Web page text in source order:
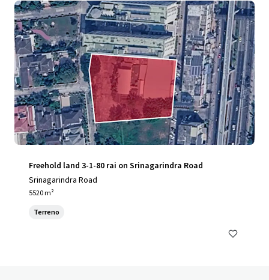
Freehold land 3-1-80 rai on Srinagarindra Road
Srinagarindra Road
5520 m²
Terreno